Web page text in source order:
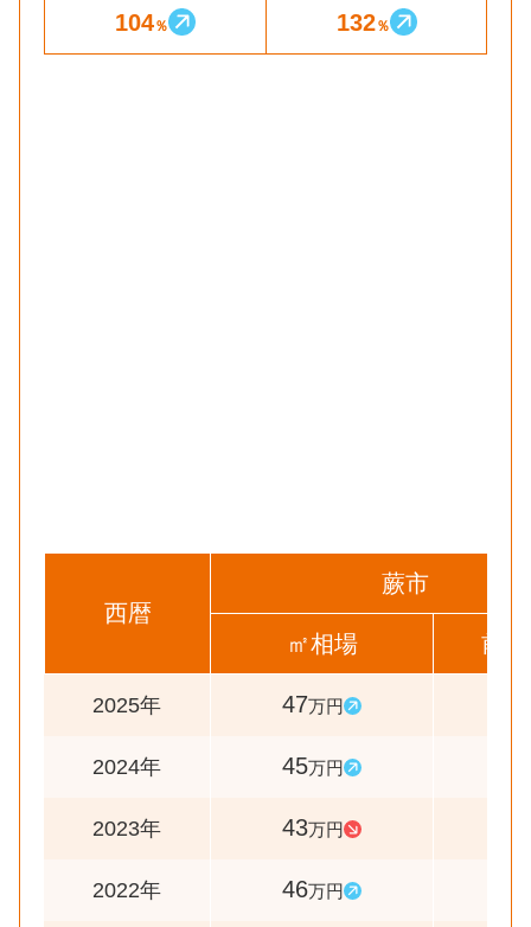
104％ 132％
西暦
蕨市
㎡相場 前
2025年 47万円
2024年 45万円
2023年 43万円
2022年 46万円